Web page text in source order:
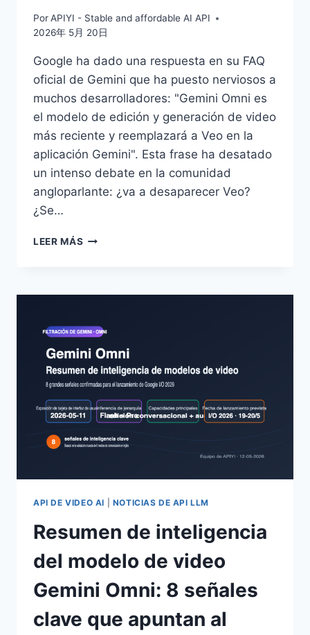
PorAPIYI - Stable and affordable AI API
2026年 5月 20日
Google ha dado una respuesta en su FAQ
oficial de Gemini que ha puesto nerviosos a
muchos desarrolladores: "Gemini Omni es
el modelo de edición y generación de video
más reciente y reemplazará a Veo en la
aplicación Gemini". Esta frase ha desatado
un intenso debate en la comunidad
angloparlante: ¿va a desaparecer Veo?
¿Se…
LEER MÁS ¿SERÁ
GEMINI
INTERPRETACIÓN
PROFUNDA
DE
LA
RESPUESTA
OFICIAL
DE
2026
Y
LOS
API DE VIDEO AI NOTICIAS DE API LLM
Resumen de inteligencia
del modelo de video
Gemini Omni: 8 señales
clave que apuntan al